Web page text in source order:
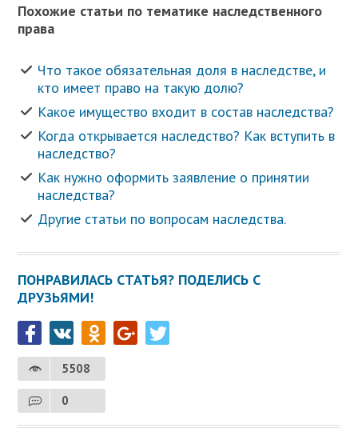
Похожие статьи по тематике наследственного
права
Что такое обязательная доля в наследстве, и
кто имеет право на такую долю?
Какое имущество входит в состав наследства?
Когда открывается наследство? Как вступить в
наследство?
Как нужно оформить заявление о принятии
наследства?
Другие статьи по вопросам наследства.
ПОНРАВИЛАСЬ СТАТЬЯ? ПОДЕЛИСЬ С
ДРУЗЬЯМИ!
5508
0